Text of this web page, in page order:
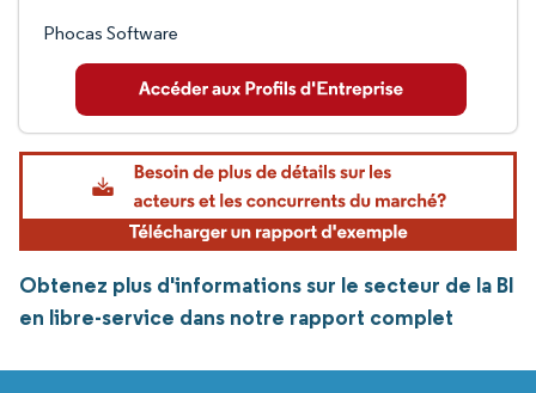
Phocas Software
Obtenez plus d'informations sur le secteur de la BI
en libre-service dans notre rapport complet